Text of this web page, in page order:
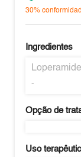
30%
Ingredientes
Loperamide
-
Opção de
Uso